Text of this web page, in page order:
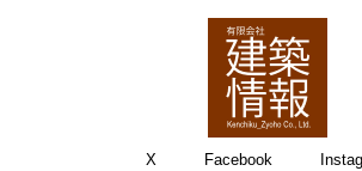
X Facebook